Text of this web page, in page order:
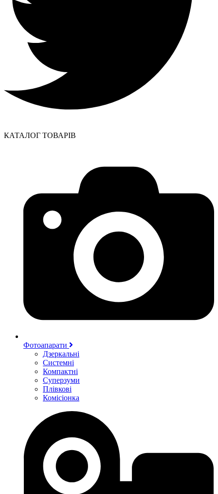
КАТАЛОГ ТОВАРІВ
Фотоапарати
Дзеркальні
Системні
Компактні
Суперзуми
Плівкові
Комісіонка